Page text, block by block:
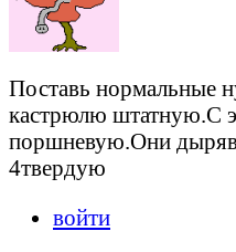
Поставь нормальные
кастрюлю штатную.С
поршневую.Они
4твердую
войти